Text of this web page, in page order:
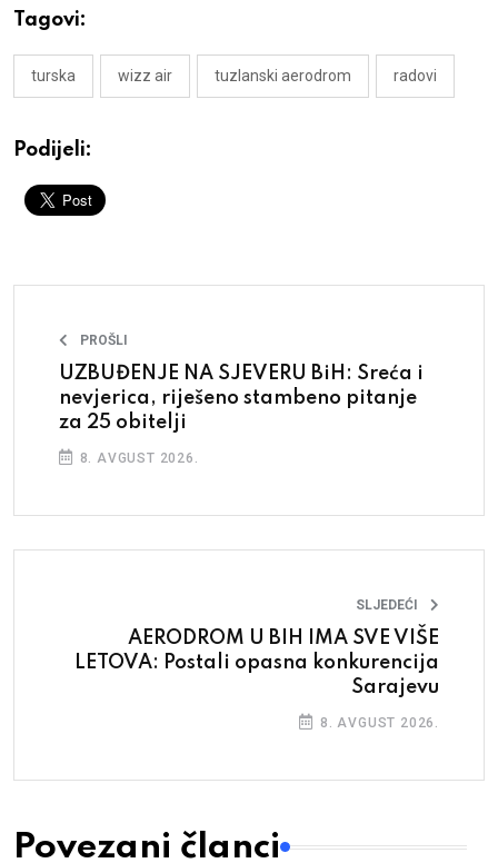
Tagovi:
turska wizz air tuzlanski aerodrom radovi
Podijeli:
PROŠLI
UZBUĐENJE NA SJEVERU BiH: Sreća i
nevjerica, riješeno stambeno pitanje
za 25 obitelji
8. AVGUST 2026.
SLJEDEĆI
AERODROM U BIH IMA SVE VIŠE
LETOVA: Postali opasna konkurencija
Sarajevu
8. AVGUST 2026.
Povezani članci